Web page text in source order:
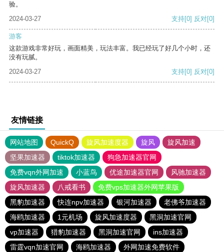
验。
2024-03-27
支持[0] 反对[0]
游客
这款游戏非常好玩，画面精美，玩法丰富。我已经玩了好几个小时，还
没有玩腻。
2024-03-27
支持[0] 反对[0]
友情链接
网站地图 QuickQ 旋风加速度器 旋风
旋风加速
坚果加速器
tiktok加速器
狗急加速器官网
免费vqn外网加速
小蓝鸟 优途加速器官网
风驰加速器
旋风加速器
八戒看书
免费vps加速器外网苹果版
黑豹加速器
快连npv加速器 银河加速器
老佛爷加速器
海鸥加速器
1元机场 旋风加速度器
黑洞加速官网
vp加速器
猎豹加速器 黑洞加速官网
ins加速器
雷霆vqn加速官网
海鸥加速器 外网加速免费软件